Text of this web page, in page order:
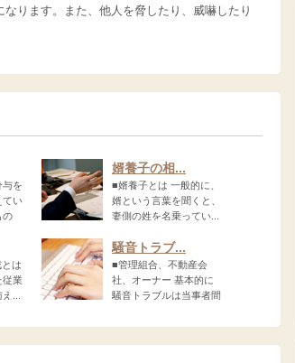
ります。また、他人を脅したり、威嚇したり
与を
てい
の
婿養子の相...
■婿養子とは 一般的に、
婿という言葉を聞くと、
妻側の姓を名乗ってい...
は
従業
...
騒音トラブ...
■管理組合、不動産会
社、オーナー 基本的に
騒音トラブルは当事者間